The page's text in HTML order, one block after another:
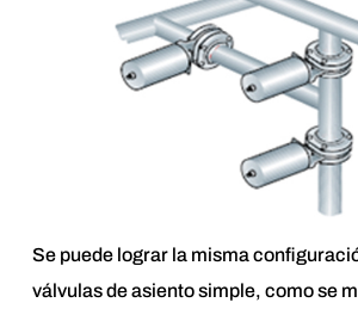
Se puede lograr la misma
válvulas de asiento simple, como se